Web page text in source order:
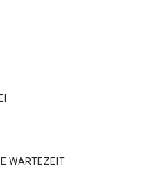
WARTEZEIT